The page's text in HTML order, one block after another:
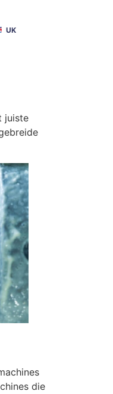
UK
juiste
die